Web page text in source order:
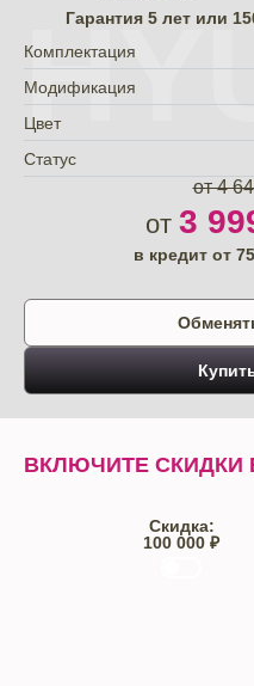
Гарантия 5 лет или
Комплектация
Модификация
Цвет
Статус
от 4
от 3
в кредит от
ВКЛЮЧИТЕ СКИДКИ
Скидка:
100 000 ₽